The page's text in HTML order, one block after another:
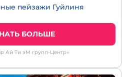
пейзажи Гуйлиня
БОЛЬШЕ
Ай Ти эМ групп-Центр»